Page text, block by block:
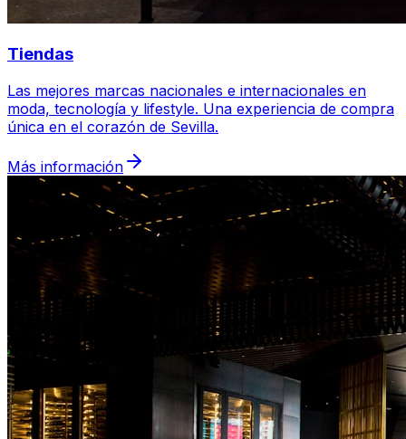
Tiendas
Las mejores marcas nacionales e internacionales en
moda, tecnología y lifestyle. Una experiencia de compra
única en el corazón de Sevilla.
Más información